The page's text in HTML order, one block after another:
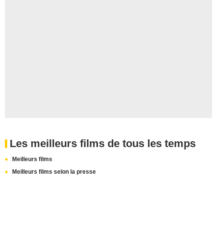
Les meilleurs films de tous les temps
Meilleurs films
Meilleurs films selon la presse